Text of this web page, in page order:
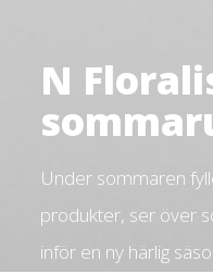
N
Under sommaren
produkter, ser över
inför en ny härlig